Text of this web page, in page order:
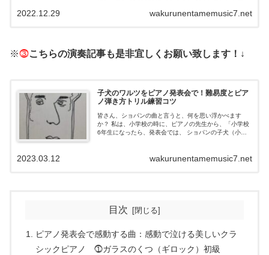
思っている方の参考にして頂...wakurunentamemusic7.net
2022.12.29
※⓷こちらの演奏記事も是非宜しくお願い致します！↓
子犬のワルツをピアノ発表会で！難易度とピア
ノ弾き方トリル練習コツ
皆さん、ショパンの曲と言うと、何を思い浮かべます
か？ 私は、小学校の時に、ピアノの先生から、「小学校
6年生になったら、発表会では、 ショパンの子犬（小
wakurunentamemusic7.net
2023.03.12
目次
ピアノ発表会で感動する曲：感動で泣ける美しいクラ
シックピアノ ⓵ガラスのくつ（ギロック）初級